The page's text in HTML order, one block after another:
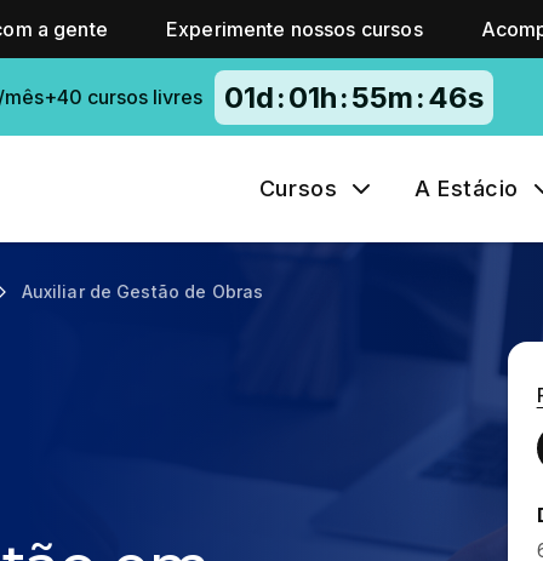
a gente Experimente nossos cursos
mês+40 cursos livres 01d:01h:55m:45s
Cursos A Estácio
Auxiliar de Gestão de Obras